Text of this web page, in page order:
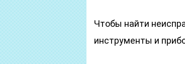
Чтобы найти
инструменты и